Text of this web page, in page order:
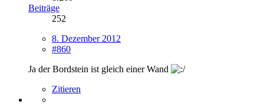
Beiträge
252
8. Dezember 2012
#860
Ja der Bordstein ist gleich einer Wand
Zitieren